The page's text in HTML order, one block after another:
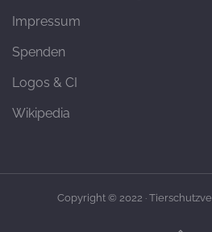
Impressum
Spenden
Logos & CI
Wikipedia
Copyright © 2022 ·